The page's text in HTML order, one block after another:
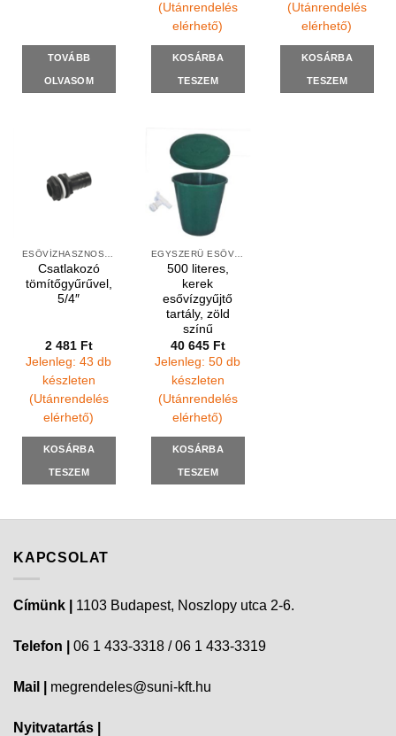
TOVÁBB
OLVASOM
(Utánrendelés
elérhető)
KOSÁRBA
TESZEM
(Utánrendelés
elérhető)
KOSÁRBA
TESZEM
Csatlakozó
tömítőgyűrűvel,
5/4″
2 481 Ft
Jelenleg: 43 db
készleten
(Utánrendelés
elérhető)
KOSÁRBA
TESZEM
500 literes,
kerek
esővízgyűjtő
tartály, zöld
színű
40 645 Ft
Jelenleg: 50 db
készleten
(Utánrendelés
elérhető)
KOSÁRBA
TESZEM
KAPCSOLAT
Címünk | 1103 Budapest, Noszlopy utca 2-6.
Telefon | 06 1 433-3318 / 06 1 433-3319
Mail | megrendeles@suni-kft.hu
Nyitvatartás |